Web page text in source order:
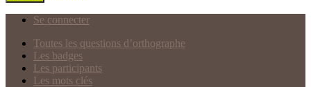
Se connecter
Toutes les questions d’orthographe
Les badges
Les participants
Les mots clés